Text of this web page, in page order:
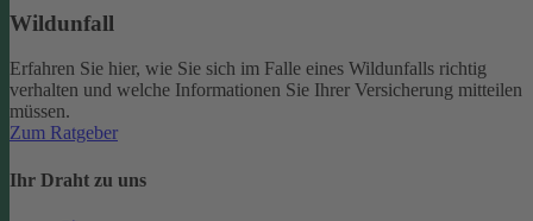
Wildunfall
Erfahren Sie hier, wie Sie sich im Falle eines Wildunfalls richtig
verhalten und welche Informationen Sie Ihrer Versicherung mitteilen
müssen.
Zum Ratgeber
Ihr Draht zu uns